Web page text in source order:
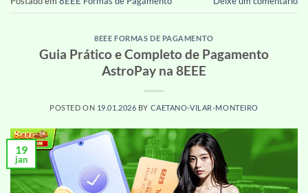
8EEE FORMAS DE PAGAMENTO
Guia Prático e Completo de Pagamento
AstroPay na 8EEE
POSTED ON 19.01.2026 BY CAETANO-VILAR-MONTEIRO
19
jan